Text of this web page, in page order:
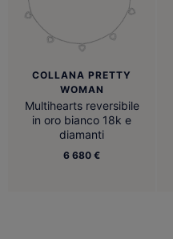
COLLANA PRETTY
WOMAN
Multihearts reversibile
in oro bianco 18k e
diamanti
6 680 €